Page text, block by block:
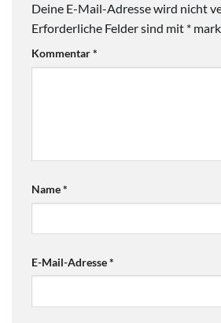
Deine E-Mail-Adresse wird nicht
Erforderliche Felder sind mit *
Kommentar*
Name*
E-Mail-Adresse*